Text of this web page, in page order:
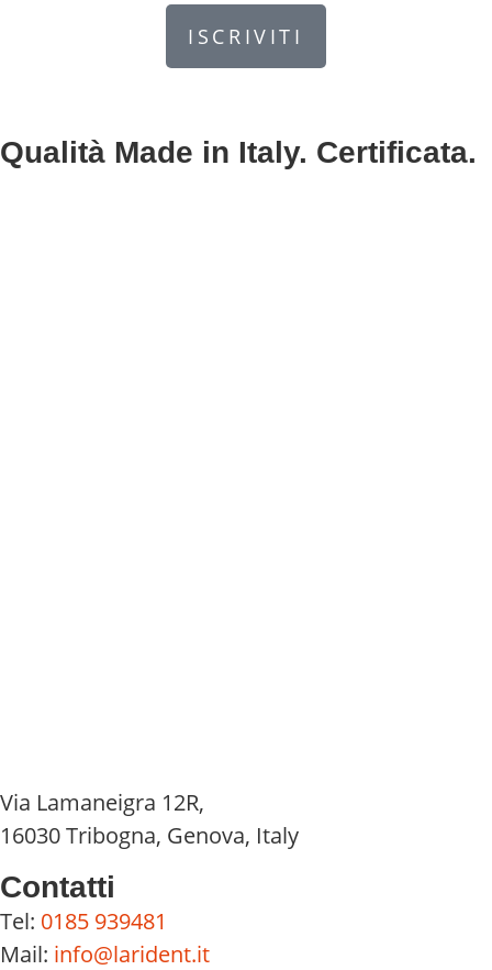
ISCRIVITI
Qualità Made in Italy. Certificata.
Via Lamaneigra 12R,
16030 Tribogna, Genova, Italy
Contatti
Tel: 0185 939481
Mail: info@larident.it